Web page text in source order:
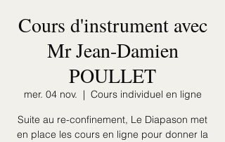
Cours d'instrument avec
Mr Jean-Damien
POULLET
mer. 04 nov.
  |
Cours individuel en ligne
Suite au re-confinement, Le Diapason met
en place les cours en ligne pour donner la